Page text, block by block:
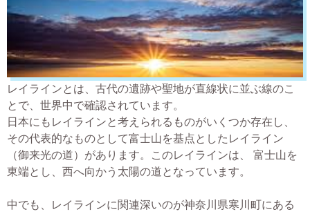
レイラインとは、古代の遺跡や聖地が直線状に並ぶ線のこ
とで、世界中で確認されています。
日本にもレイラインと考えられるものがいくつか存在し、
その代表的なものとして富士山を基点としたレイライン
（御来光の道）があります。このレイラインは、 富士山を
東端とし、西へ向かう太陽の道となっています。
中でも、レイラインに関連深いのが神奈川県寒川町にある